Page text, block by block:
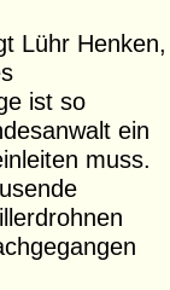
Lühr Henken,
ist so
ein
muss.